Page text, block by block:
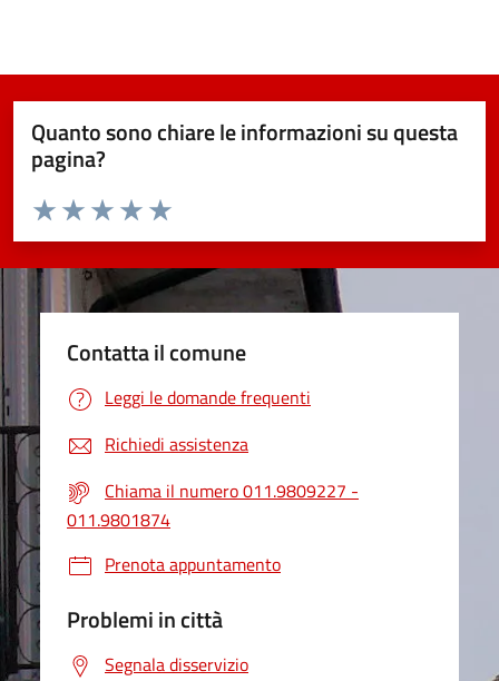
Quanto sono chiare le informazioni su questa
pagina?
Valuta da 1 a 5 stelle la pagina
Valuta 5 stelle su 5
Valuta 4 stelle su 5
Valuta 3 stelle su 5
Valuta 2 stelle su 5
Valuta 1 stelle su 5
Contatta il comune
Leggi le domande frequenti
Richiedi assistenza
Chiama il numero 011.9809227 -
011.9801874
Prenota appuntamento
Problemi in città
Segnala disservizio